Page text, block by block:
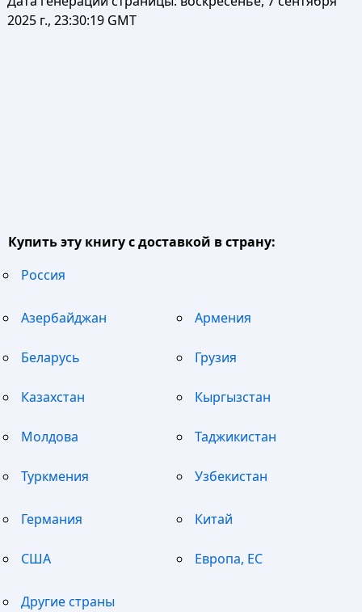
2025 г., 23:30:19 GMT
Купить эту книгу с доставкой в страну:
Россия
Азербайджан Армения
Беларусь Грузия
Казахстан Кыргызстан
Молдова Таджикистан
Туркмения Узбекистан
Германия Китай
США Европа, ЕС
Другие страны